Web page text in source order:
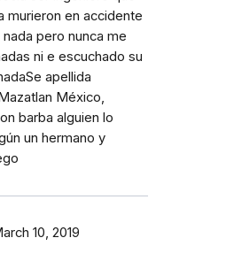
murieron en accidente
pero nunca me
ni e escuchado su
apellida
México,
barba alguien lo
un hermano y
10, 2019